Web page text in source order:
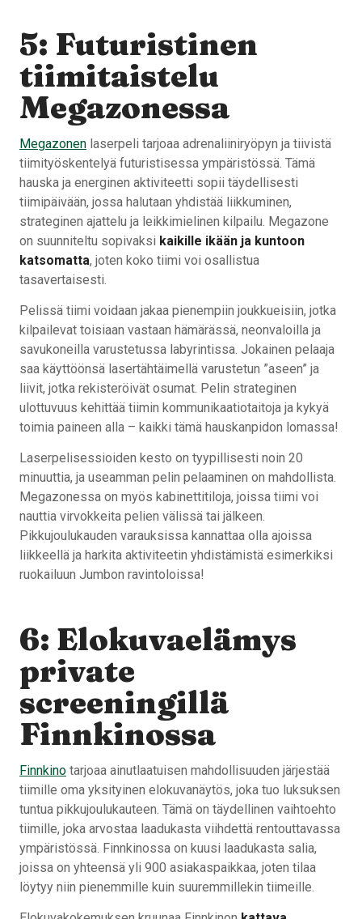
5: Futuristinen
tiimitaistelu
Megazonessa
Megazonen laserpeli tarjoaa adrenaliiniryöpyn ja tiivistä
tiimityöskentelyä futuristisessa ympäristössä. Tämä
hauska ja energinen aktiviteetti sopii täydellisesti
tiimipäivään, jossa halutaan yhdistää liikkuminen,
strateginen ajattelu ja leikkimielinen kilpailu. Megazone
on suunniteltu sopivaksi kaikille ikään ja kuntoon
katsomatta, joten koko tiimi voi osallistua
tasavertaisesti.
Pelissä tiimi voidaan jakaa pienempiin joukkueisiin, jotka
kilpailevat toisiaan vastaan hämärässä, neonvaloilla ja
savukoneilla varustetussa labyrintissa. Jokainen pelaaja
saa käyttöönsä lasertähtäimellä varustetun ”aseen” ja
liivit, jotka rekisteröivät osumat. Pelin strateginen
ulottuvuus kehittää tiimin kommunikaatiotaitoja ja kykyä
toimia paineen alla – kaikki tämä hauskanpidon lomassa!
Laserpelisessioiden kesto on tyypillisesti noin 20
minuuttia, ja useamman pelin pelaaminen on mahdollista.
Megazonessa on myös kabinettitiloja, joissa tiimi voi
nauttia virvokkeita pelien välissä tai jälkeen.
Pikkujoulukauden varauksissa kannattaa olla ajoissa
liikkeellä ja harkita aktiviteetin yhdistämistä esimerkiksi
ruokailuun Jumbon ravintoloissa!
6: Elokuvaelämys
private
screeningillä
Finnkinossa
Finnkino tarjoaa ainutlaatuisen mahdollisuuden järjestää
tiimille oma yksityinen elokuvanäytös, joka tuo luksuksen
tuntua pikkujoulukauteen. Tämä on täydellinen vaihtoehto
tiimille, joka arvostaa laadukasta viihdettä rentouttavassa
ympäristössä. Finnkinossa on kuusi laadukasta salia,
joissa on yhteensä yli 900 asiakaspaikkaa, joten tilaa
löytyy niin pienemmille kuin suuremmillekin tiimeille.